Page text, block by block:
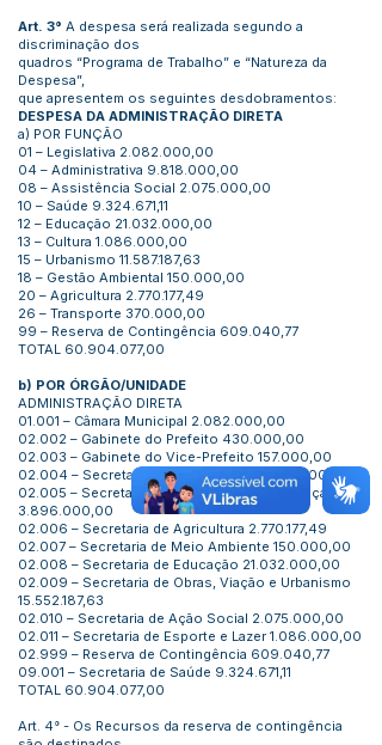
Art. 3° A despesa será realizada segundo a
discriminação dos
quadros “Programa de Trabalho” e “Natureza da
Despesa”,
que apresentem os seguintes desdobramentos:
DESPESA DA ADMINISTRAÇÃO DIRETA
a) POR FUNÇÃO
01 – Legislativa 2.082.000,00
04 – Administrativa 9.818.000,00
08 – Assistência Social 2.075.000,00
10 – Saúde 9.324.671,11
12 – Educação 21.032.000,00
13 – Cultura 1.086.000,00
15 – Urbanismo 11.587.187,63
18 – Gestão Ambiental 150.000,00
20 – Agricultura 2.770.177,49
26 – Transporte 370.000,00
99 – Reserva de Contingência 609.040,77
TOTAL 60.904.077,00
b) POR ÓRGÃO/UNIDADE
ADMINISTRAÇÃO DIRETA
01.001 – Câmara Municipal 2.082.000,00
02.002 – Gabinete do Prefeito 430.000,00
02.003 – Gabinete do Vice-Prefeito 157.000,00
02.004 – Secretaria de Administração1.740.000,00
02.005 – Secretaria de Planejamento e Finanças
3.896.000,00
02.006 – Secretaria de Agricultura 2.770.177,49
02.007 – Secretaria de Meio Ambiente 150.000,00
02.008 – Secretaria de Educação 21.032.000,00
02.009 – Secretaria de Obras, Viação e Urbanismo
15.552.187,63
02.010 – Secretaria de Ação Social 2.075.000,00
02.011 – Secretaria de Esporte e Lazer 1.086.000,00
02.999 – Reserva de Contingência 609.040,77
09.001 – Secretaria de Saúde 9.324.671,11
TOTAL 60.904.077,00
Art. 4° - Os Recursos da reserva de contingência